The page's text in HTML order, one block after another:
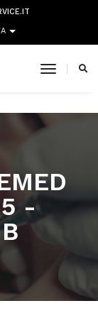
toggle
-